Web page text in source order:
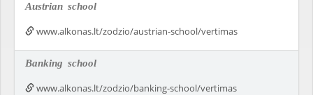
Austrian school
www.alkonas.lt/zodzio/austrian-school/vertimas
Banking school
www.alkonas.lt/zodzio/banking-school/vertimas